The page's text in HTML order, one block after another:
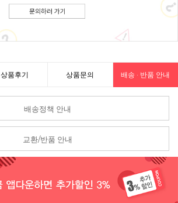
상품후기 상품문의 배송 · 반품 안내
배송정책 안내
교환/반품 안내